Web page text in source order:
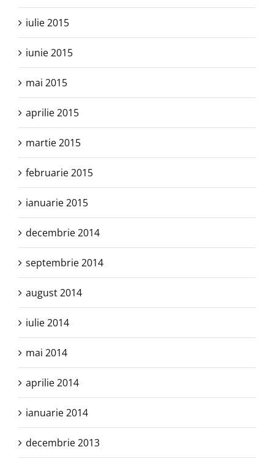
iulie 2015
iunie 2015
mai 2015
aprilie 2015
martie 2015
februarie 2015
ianuarie 2015
decembrie 2014
septembrie 2014
august 2014
iulie 2014
mai 2014
aprilie 2014
ianuarie 2014
decembrie 2013